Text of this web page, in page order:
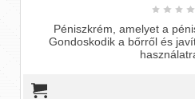
Péniszkrém, amelyet a
Gondoskodik a bőrről és